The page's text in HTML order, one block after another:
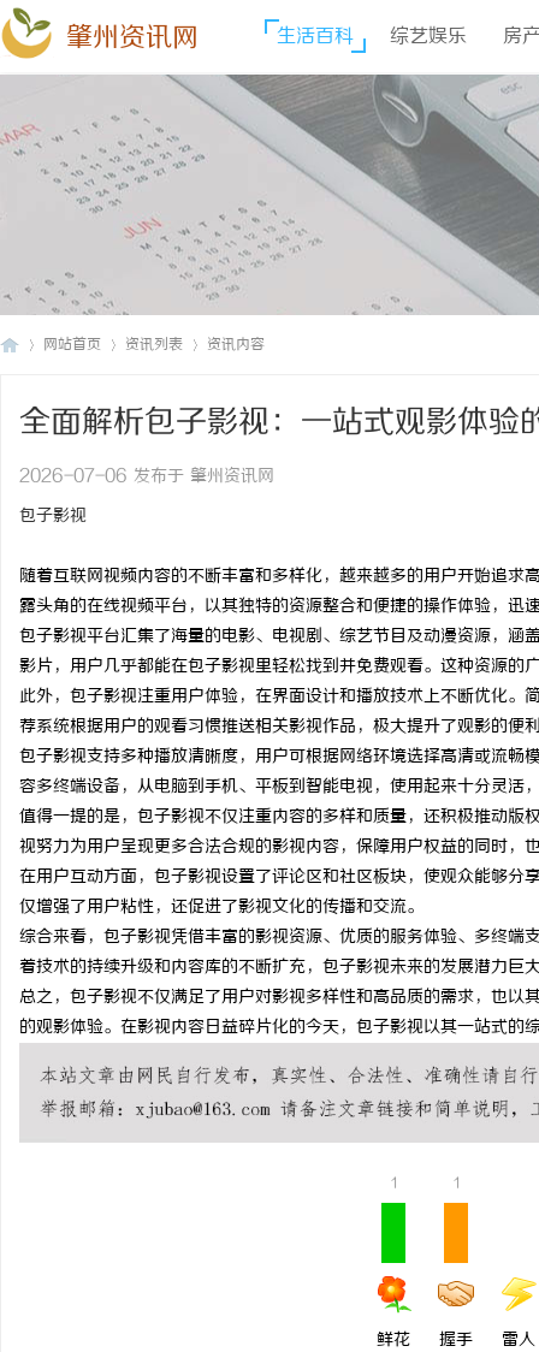
肇州资讯网 生活百科 综艺娱乐 房
网站首页 资讯列表 资讯内容
全面解析包子影视：一站式观影体验
2026-07-06 发布于 肇州资讯网
包子影视
随着互联网视频内容的不断丰富和多样化，越来越多的用户开始追
露头角的在线视频平台，以其独特的资源整合和便捷的操作体验，迅
包子影视平台汇集了海量的电影、电视剧、综艺节目及动漫资源，
影片，用户几乎都能在包子影视里轻松找到并免费观看。这种资源的
此外，包子影视注重用户体验，在界面设计和播放技术上不断优化
荐系统根据用户的观看习惯推送相关影视作品，极大提升了观影的便
包子影视支持多种播放清晰度，用户可根据网络环境选择高清或流
容多终端设备，从电脑到手机、平板到智能电视，使用起来十分灵活
值得一提的是，包子影视不仅注重内容的多样和质量，还积极推动
视努力为用户呈现更多合法合规的影视内容，保障用户权益的同时，
在用户互动方面，包子影视设置了评论区和社区板块，使观众能够
仅增强了用户粘性，还促进了影视文化的传播和交流。
综合来看，包子影视凭借丰富的影视资源、优质的服务体验、多终
着技术的持续升级和内容库的不断扩充，包子影视未来的发展潜力巨
总之，包子影视不仅满足了用户对影视多样性和高品质的需求，也
的观影体验。在影视内容日益碎片化的今天，包子影视以其一站式的
1
鲜花
1
握手 雷人
汉配眼镜 上海配眼镜 武汉配眼镜 上海配眼镜